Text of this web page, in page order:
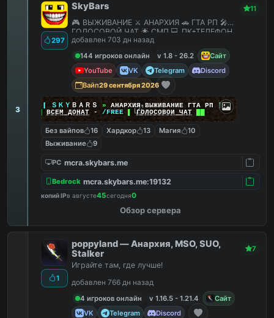
3
297
SkyBars 11
🎮 ВЫЖИВАНИЕ ⚔️ АНАРХИЯ 🚗 ГТА РП 🎤
ГОЛОСОВОЙ ЧАТ 🌟 СМП 💻 ПК+ТЕЛЕФОН
добавлен 703 дн назад
144 игроков онлайн
v 1.8 - 26.2
Сайт
YouTube
VK Telegram
Discord
Вайп29 сентября 2026
ＳＫＹ ＢＡＲＳ » АНАРХИЯ ВЫЖИВАНИЕ ГТА РП |||
ВСЕМ ДОНАТ- /FREE ▌ГОЛОСОВОЙ ЧАТ
Без вайпов 16 Хардкор 13 Магия
10
Выживание
9
PC mcra.skybars.me
Bedrock mcra.skybars.me:19132
копий IPв августе45сегодня0
Обзор сервера
1
poppyland — Анархия, MSO, SUO,
Stalker
7
Играйте там, где лучше!
добавлен 766 дн назад
4 игроков онлайн
v 1.16.5 - 1.21.4
Сайт
VK
Telegram Discord